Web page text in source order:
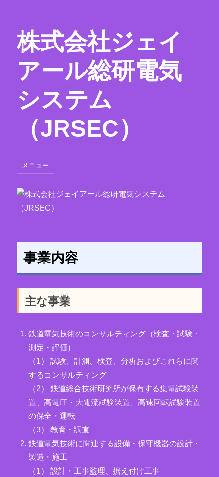
株式会社ジェイ
アール総研電気
システム
（JRSEC）
メニュー
事業内容
主な事業
鉄道電気技術のコンサルティング（検査・試験・
測定・評価）
（1） 試験、計測、検査、分析およびこれらに関
するコンサルティング
（2） 鉄道総合技術研究所が保有する集電試験装
置、高電圧・大電流試験装置、高速回転試験装置
の保全・運転
（3） 教育・調査
鉄道電気技術に関連する設備・保守機器の設計・
製造・施工
（1） 設計・工事監理、据え付け工事